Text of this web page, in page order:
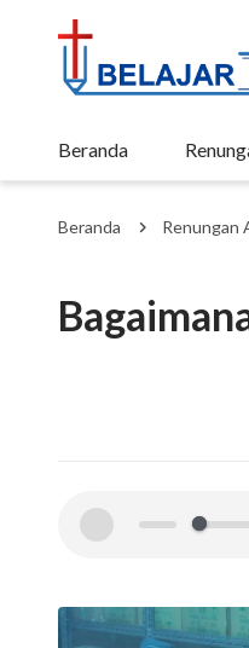
Beranda
Beranda Renungan
00:00